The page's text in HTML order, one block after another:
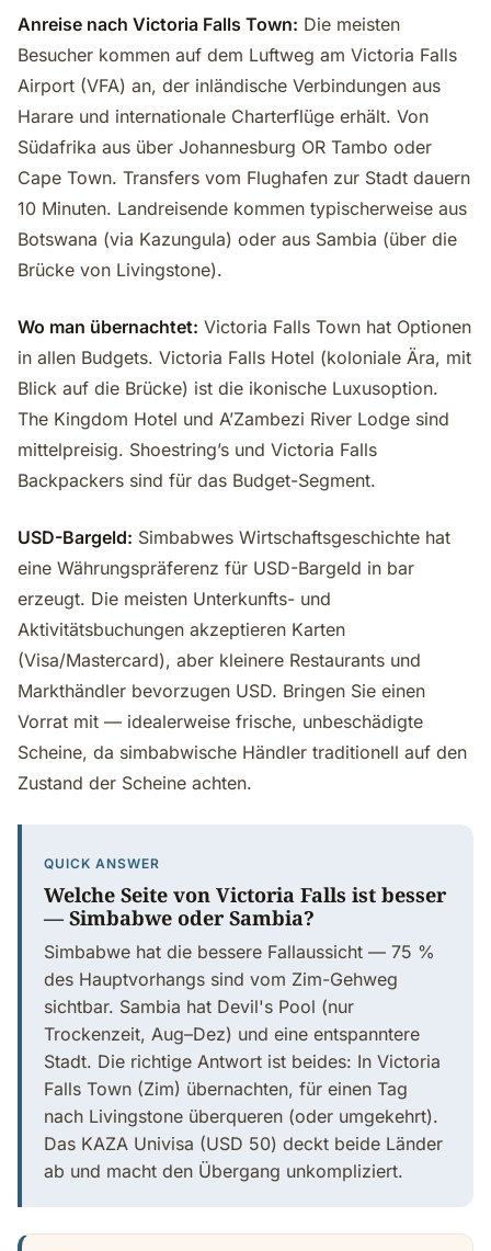
Anreise nach Victoria Falls Town: Die meisten
Besucher kommen auf dem Luftweg am Victoria Falls
Airport (VFA) an, der inländische Verbindungen aus
Harare und internationale Charterflüge erhält. Von
Südafrika aus über Johannesburg OR Tambo oder
Cape Town. Transfers vom Flughafen zur Stadt dauern
10 Minuten. Landreisende kommen typischerweise aus
Botswana (via Kazungula) oder aus Sambia (über die
Brücke von Livingstone).
Wo man übernachtet: Victoria Falls Town hat Optionen
in allen Budgets. Victoria Falls Hotel (koloniale Ära, mit
Blick auf die Brücke) ist die ikonische Luxusoption.
The Kingdom Hotel und A’Zambezi River Lodge sind
mittelpreisig. Shoestring’s und Victoria Falls
Backpackers sind für das Budget-Segment.
USD-Bargeld: Simbabwes Wirtschaftsgeschichte hat
eine Währungspräferenz für USD-Bargeld in bar
erzeugt. Die meisten Unterkunfts- und
Aktivitätsbuchungen akzeptieren Karten
(Visa/Mastercard), aber kleinere Restaurants und
Markthändler bevorzugen USD. Bringen Sie einen
Vorrat mit — idealerweise frische, unbeschädigte
Scheine, da simbabwische Händler traditionell auf den
Zustand der Scheine achten.
QUICK ANSWER
Welche Seite von Victoria Falls ist besser
— Simbabwe oder Sambia?
Simbabwe hat die bessere Fallaussicht — 75 %
des Hauptvorhangs sind vom Zim-Gehweg
sichtbar. Sambia hat Devil's Pool (nur
Trockenzeit, Aug–Dez) und eine entspanntere
Stadt. Die richtige Antwort ist beides: In Victoria
Falls Town (Zim) übernachten, für einen Tag
nach Livingstone überqueren (oder umgekehrt).
Das KAZA Univisa (USD 50) deckt beide Länder
ab und macht den Übergang unkompliziert.